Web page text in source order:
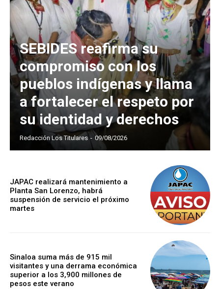
SEBIDES reafirma su
compromiso con los
pueblos indígenas y llama
a fortalecer el respeto por
su identidad y derechos
Redacción Los Titulares - 09/08/2026
JAPAC realizará mantenimiento a
Planta San Lorenzo, habrá
suspensión de servicio el próximo
martes
Sinaloa suma más de 915 mil
visitantes y una derrama económica
superior a los 3,900 millones de
pesos este verano